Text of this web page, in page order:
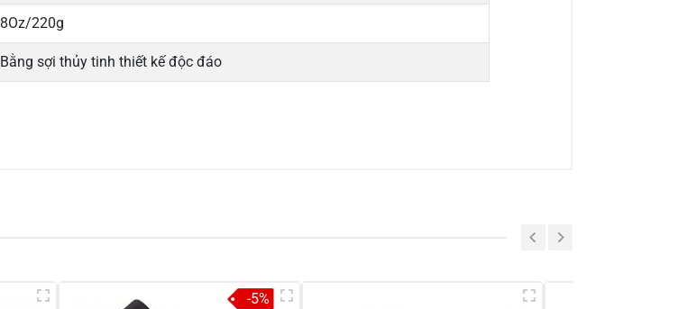
8Oz/220g
Bằng sợi thủy tinh thiết kế độc đáo
-5%